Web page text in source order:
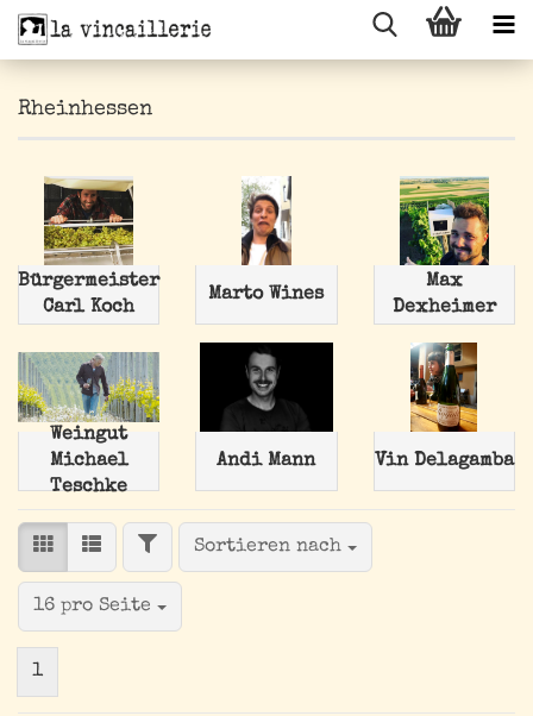
Rheinhessen
Bürgermeister
Carl Koch
Marto Wines
Max
Dexheimer
Weingut
Michael
Teschke
Andi Mann Vin Delagamba
FILTERSortieren nach
Sortieren nach
16 pro Seite
pro Seite
1